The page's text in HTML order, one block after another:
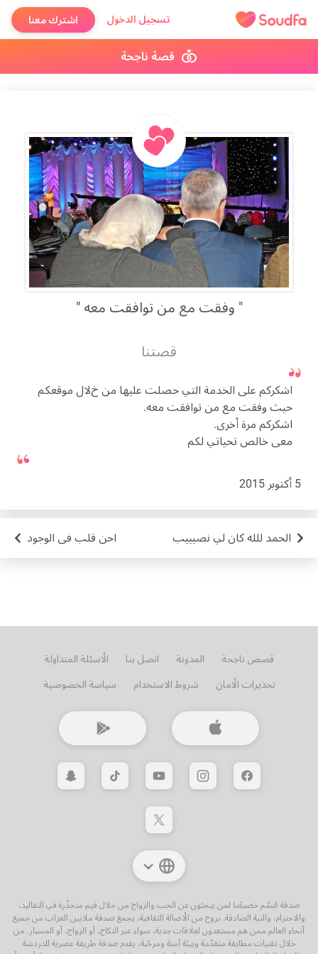
تسجيل الدخول اشترك معنا
قصة ناجحة
وفقت مع من توافقت معه
قصتنا
اشكركم على الخدمة التي حصلت عليها من خﻻل موقعكم
حيث وفقت مع من توافقت معه.
اشكركم مرة أخرى.
معى خالص تحياتي لكم
5 أكتوبر 2015
الحمد للله كان لي نصيييب احن قلب فى الوجود
قصص ناجحة المدونة اتصل بنا الأسئلة المتداولة
تحذيرات الأمان شروط الاستخدام سياسة الخصوصية
صدفة صُمّم خصيصًا لمن يبحثون عن الحب والزواج من خلال قيم متجذّرة في التقاليد،
والاحترام، والنية الصادقة. بروح من الأصالة الثقافية، يجمع صدفة ملايين العزاب من جميع
أنحاء العالم ممن هم مستعدون لعلاقات جدية، سواء عبر النكاح، أو الزواج، أو المسيار. من
خلال تقنيات مطابقة متقدّمة وبيئة آمنة ومرحّبة، يقدم صدفة طريقة عصرية للدردشة